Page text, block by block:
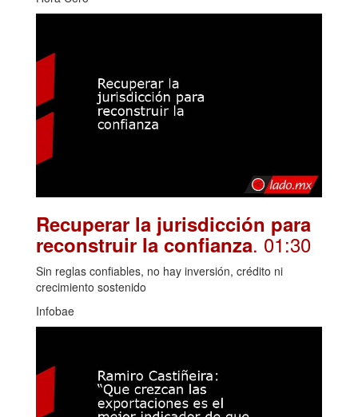
Recuperar la jurisdicción para
reconstruir la confianza. 01:30
Sin reglas confiables, no hay inversión, crédito ni
crecimiento sostenido
Infobae